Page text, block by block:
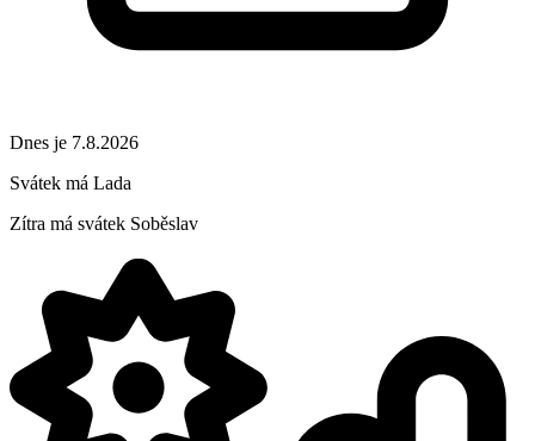
Dnes je 7.8.2026
Svátek má Lada
Zítra má svátek Soběslav